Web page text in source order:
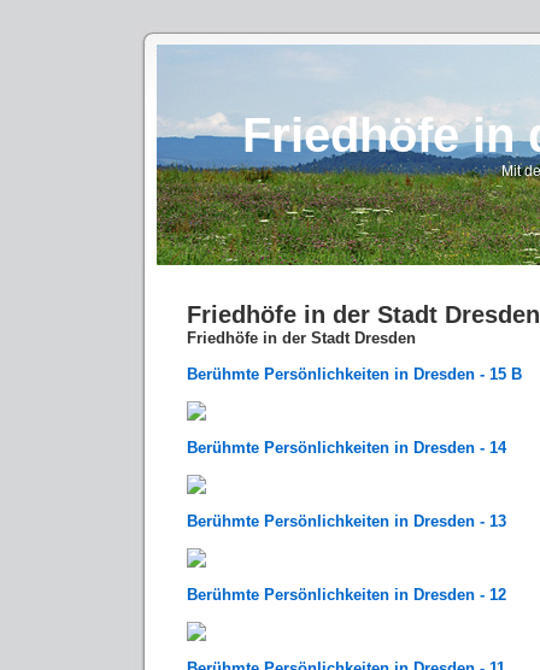
Friedhöfe in
Mit
Friedhöfe in der Stadt Dresden
Friedhöfe in der Stadt Dresden
Berühmte Persönlichkeiten in Dresden - 15 B
Berühmte Persönlichkeiten in Dresden - 14
Berühmte Persönlichkeiten in Dresden - 13
Berühmte Persönlichkeiten in Dresden - 12